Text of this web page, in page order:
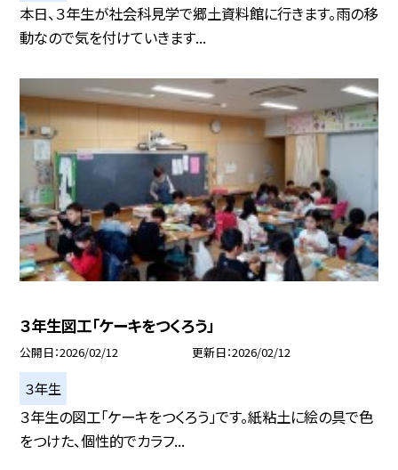
本日、３年生が社会科見学で郷土資料館に行きます。雨の移
動なので気を付けていきます...
３年生図工「ケーキをつくろう」
公開日 2026/02/12 更新日 2026/02/12
３年生
３年生の図工「ケーキをつくろう」です。紙粘土に絵の具で色
をつけた、個性的でカラフ...